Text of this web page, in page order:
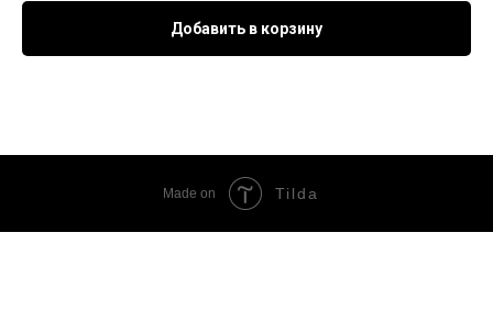
Добавить в корзину
Made on Tilda